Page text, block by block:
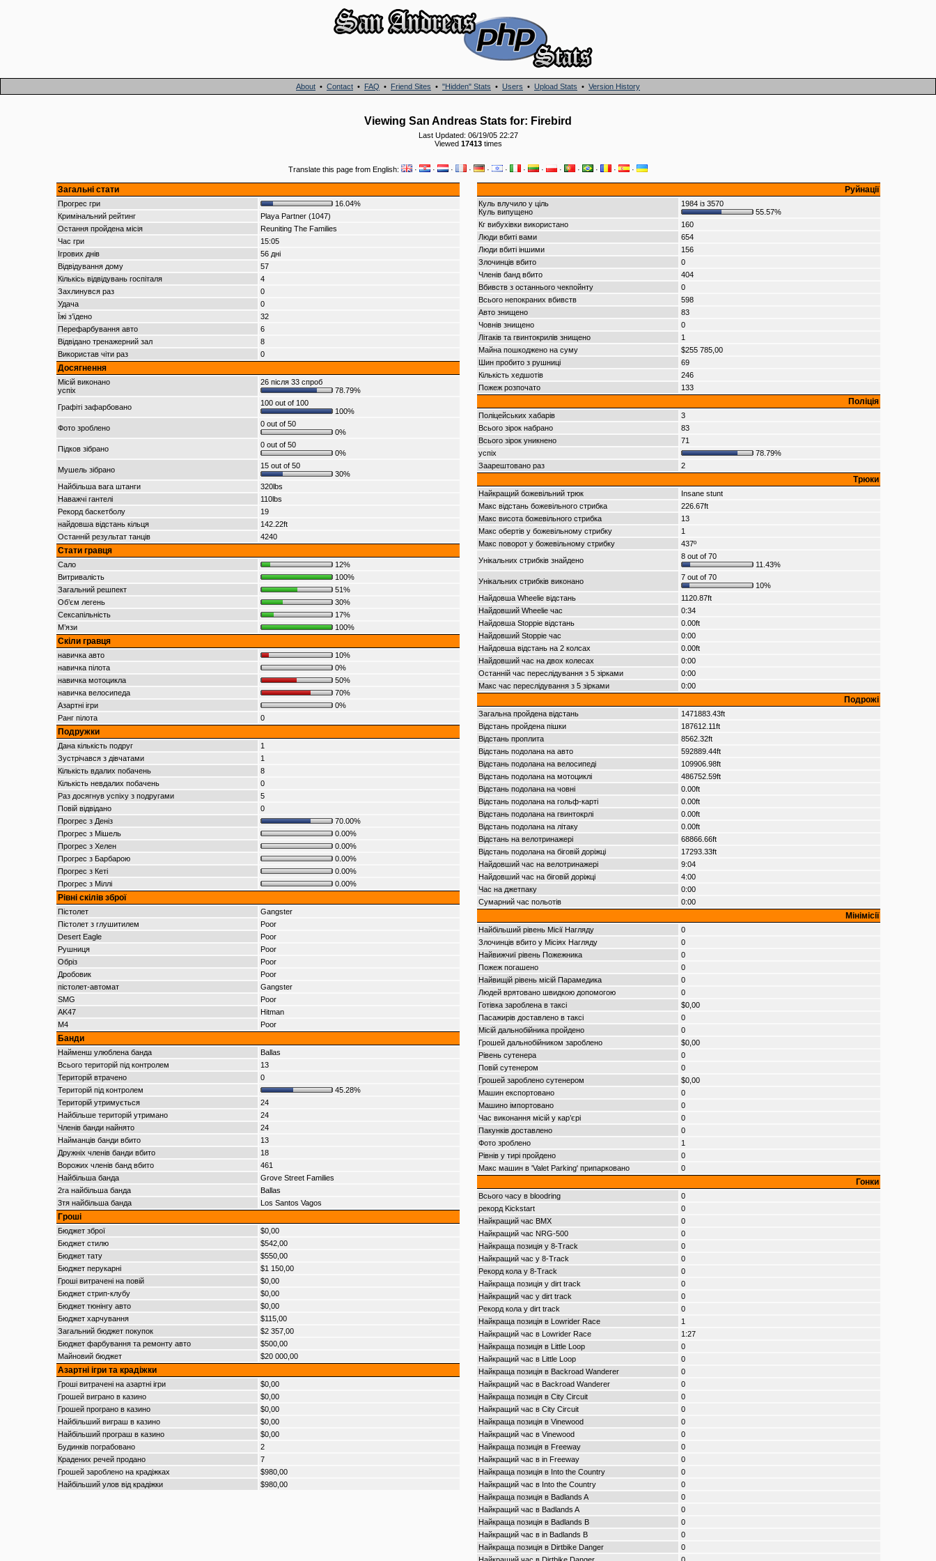
About • Contact • FAQ • Friend Sites • "Hidden" Stats • Users • Upload Stats • Version History
Viewing San Andreas Stats for: Firebird
Last Updated: 06/19/05 22:27
Viewed 17413times
Translate this page from English: · · · · · · · · · · · · ·
Загальні стати
Прогрес гри
16.04%
Кримінальний рейтинг
Playa Partner (1047)
Остання пройдена місія
Reuniting The Families
Час гри
15:05
Ігрових днів
56 дні
Відвідування дому
57
Кількісь відвідувань госпіталя
4
Захлинувся раз
0
Удача
0
Їжі з’їдено
32
Перефарбування авто
6
Відвідано тренажерний зал
8
Використав чіти раз
0
Досягнення
Місій виконано
успіх
26 після 33 спроб
78.79%
Графіті зафарбовано
100 out of 100
100%
Фото зроблено
0 out of 50
0%
Підков зібрано
0 out of 50
0%
Мушель зібрано
15 out of 50
30%
Найбільша вага штанги
320lbs
Наважчі гантелі
110lbs
Рекорд баскетболу
19
найдовша відстань кільця
142.22ft
Останній результат танців
4240
Стати гравця
Сало
12%
Витривалість
100%
Загальний решпект
51%
Об’єм легень
30%
Сексапільність
17%
М’язи
100%
Скіли гравця
навичка авто
10%
навичка пілота
0%
навичка мотоцикла
50%
навичка велосипеда
70%
Азартні ігри
0%
Ранг пілота
0
Подружки
Дана кількість подруг
1
Зустрічався з дівчатами
1
Кількість вдалих побачень
8
Кількість невдалих побачень
0
Раз досягнув успіху з подругами
5
Повій відвідано
0
Прогрес з Деніз
70.00%
Прогрес з Мішель
0.00%
Прогрес з Хелен
0.00%
Прогрес з Барбарою
0.00%
Прогрес з Кеті
0.00%
Прогрес з Міллі
0.00%
Рівні скілів зброї
Пістолет
Gangster
Пістолет з глушитилем
Poor
Desert Eagle
Poor
Рушниця
Poor
Обріз
Poor
Дробовик
Poor
пістолет-автомат
Gangster
SMG
Poor
AK47
Hitman
M4
Poor
Банди
Найменш улюблена банда
Ballas
Всього територій під контролем
13
Територій втрачено
0
Територій під контролем
45.28%
Територій утримується
24
Найбільше територій утримано
24
Членів банди найнято
24
Найманців банди вбито
13
Дружніх членів банди вбито
18
Ворожих членів банд вбито
461
Найбільша банда
Grove Street Families
2га найбільша банда
Ballas
3тя найбільша банда
Los Santos Vagos
Гроші
Бюджет зброї
$0,00
Бюджет стилю
$542,00
Бюджет тату
$550,00
Бюджет перукарні
$1 150,00
Гроші витрачені на повій
$0,00
Бюджет стрип-клубу
$0,00
Бюджет тюнінгу авто
$0,00
Бюджет харчування
$115,00
Загальний бюджет покупок
$2 357,00
Бюджет фарбування та ремонту авто
$500,00
Майновий бюджет
$20 000,00
Азартні ігри та крадіжки
Гроші витрачені на азартні ігри
$0,00
Грошей виграно в казино
$0,00
Грошей програно в казино
$0,00
Найбільший виграш в казино
$0,00
Найбільший програш в казино
$0,00
Будинків пограбовано
2
Крадених речей продано
7
Грошей зароблено на крадіжках
$980,00
Найбільший улов від крадіжки
$980,00
Руйнації
Куль влучило у ціль
Куль випущено
1984 із 3570
55.57%
Кг вибухівки використано
160
Люди вбиті вами
654
Люди вбиті іншими
156
Злочинців вбито
0
Членів банд вбито
404
Вбивств з останнього чекпойнту
0
Всього непокраних вбивств
598
Авто знищено
83
Човнів знищено
0
Літаків та гвинтокрилів знищено
1
Майна пошкоджено на суму
$255 785,00
Шин пробито з рушниці
69
Кількість хедшотів
246
Пожеж розпочато
133
Поліція
Поліцейських хабарів
3
Всього зірок набрано
83
Всього зірок уникнено
71
успіх
78.79%
Заарештовано раз
2
Трюки
Найкращий божевільний трюк
Insane stunt
Макс відстань божевільного стрибка
226.67ft
Макс висота божевільного стрибка
13
Макс обертів у божевільному стрибку
1
Макс поворот у божевільному стрибку
437º
Унікальних стрибків знайдено
8 out of 70
11.43%
Унікальних стрибків виконано
7 out of 70
10%
Найдовша Wheelie відстань
1120.87ft
Найдовший Wheelie час
0:34
Найдовша Stoppie відстань
0.00ft
Найдовший Stoppie час
0:00
Найдовша відстань на 2 колсах
0.00ft
Найдовший час на двох колесах
0:00
Останній час переслідування з 5 зірками
0:00
Макс час переслідування з 5 зірками
0:00
Подрожі
Загальна пройдена відстань
1471883.43ft
Відстань пройдена пішки
187612.11ft
Відстань проплита
8562.32ft
Відстань подолана на авто
592889.44ft
Відстань подолана на велосипеді
109906.98ft
Відстань подолана на мотоциклі
486752.59ft
Відстань подолана на човні
0.00ft
Відстань подолана на гольф-карті
0.00ft
Відстань подолана на гвинтокрлі
0.00ft
Відстань подолана на літаку
0.00ft
Відстань на велотринажері
68866.66ft
Відстань подолана на біговій доріжці
17293.33ft
Найдовший час на велотринажері
9:04
Найдовший час на біговій доріжці
4:00
Час на джетпаку
0:00
Сумарний час польотів
0:00
Мінімісії
Найбільший рівень Місії Нагляду
0
Злочинців вбито у Місіях Нагляду
0
Найвижчиї рівень Пожежника
0
Пожеж погашено
0
Найвищій рівень місій Парамедика
0
Людей врятовано швидкою допомогою
0
Готівка зароблена в таксі
$0,00
Пасажирів доставлено в таксі
0
Місій дальнобійника пройдено
0
Грошей дальнобійником зароблено
$0,00
Рівень сутенера
0
Повій сутенером
0
Грошей зароблено сутенером
$0,00
Машин експортовано
0
Машино імпортовано
0
Час виконання місій у кар’єрі
0
Пакунків доставлено
0
Фото зроблено
1
Рівнів у тирі пройдено
0
Макс машин в 'Valet Parking' припарковано
0
Гонки
Всього часу в bloodring
0
рекорд Kickstart
0
Найкращий час BMX
0
Найкращий час NRG-500
0
Найкраща позиція у 8-Track
0
Найкращий час у 8-Track
0
Рекорд кола у 8-Track
0
Найкраща позиція у dirt track
0
Найкращий час у dirt track
0
Рекорд кола у dirt track
0
Найкраща позиція в Lowrider Race
1
Найкращий час в Lowrider Race
1:27
Найкраща позиція в Little Loop
0
Найкращий час в Little Loop
0
Найкраща позиція в Backroad Wanderer
0
Найкращий час в Backroad Wanderer
0
Найкраща позиція в City Circuit
0
Найкращий час в City Circuit
0
Найкраща позиція в Vinewood
0
Найкращий час в Vinewood
0
Найкраща позиція в Freeway
0
Найкращий час в in Freeway
0
Найкраща позиція в Into the Country
0
Найкращий час в Into the Country
0
Найкраща позиція в Badlands A
0
Найкращий час в Badlands A
0
Найкраща позиція в Badlands B
0
Найкращий час в in Badlands B
0
Найкраща позиція в Dirtbike Danger
0